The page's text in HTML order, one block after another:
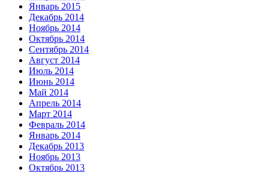
Январь 2015
Декабрь 2014
Ноябрь 2014
Октябрь 2014
Сентябрь 2014
Август 2014
Июль 2014
Июнь 2014
Май 2014
Апрель 2014
Март 2014
Февраль 2014
Январь 2014
Декабрь 2013
Ноябрь 2013
Октябрь 2013